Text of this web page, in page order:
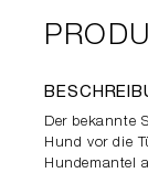
Der bekannte
Hund vor die
Hundemantel